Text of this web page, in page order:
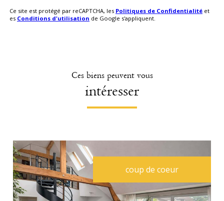
Ce site est protégé par reCAPTCHA, les Politiques de Confidentialité et
es Conditions d'utilisation de Google s'appliquent.
Ces biens peuvent vous
intéresser
coup de coeur